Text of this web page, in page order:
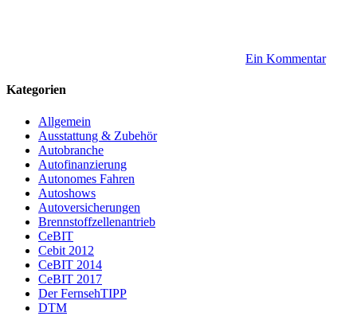
Ein Kommentar
Kategorien
Allgemein
Ausstattung & Zubehör
Autobranche
Autofinanzierung
Autonomes Fahren
Autoshows
Autoversicherungen
Brennstoffzellenantrieb
CeBIT
Cebit 2012
CeBIT 2014
CeBIT 2017
Der FernsehTIPP
DTM